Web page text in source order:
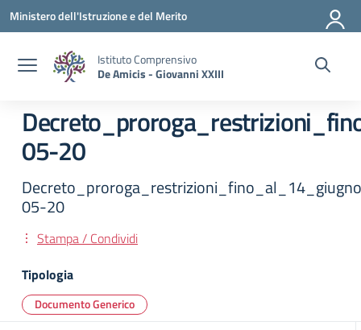
Vai ai contenuti
Vai al menu di navigazione
Vai al footer
Ministero dell'Istruzione e del Merito
Istituto Comprensivo
De Amicis - Giovanni XXIII
05-20
05-20
Stampa / Condividi
Tipologia
Documento Generico